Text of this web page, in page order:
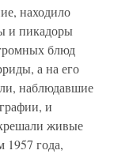
находило
и пикадоры
блюд
а на его
наблюдавшие
и
живые
1957 года,